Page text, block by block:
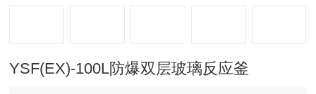
YSF(EX)-100L防爆双层玻璃反应釜